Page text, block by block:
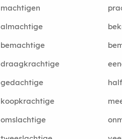
machtigen
almachtige
bemachtige
draagkrachtige
gedachtige
koopkrachtige
omslachtige